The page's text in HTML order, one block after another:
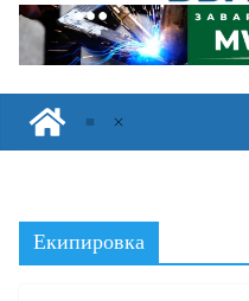
Екипировка